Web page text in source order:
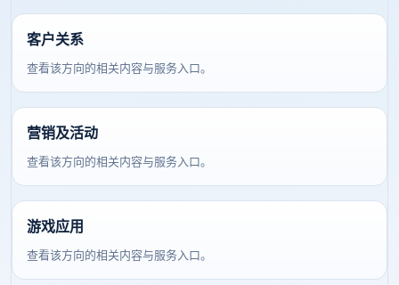
客户关系
查看该方向的相关内容与服务入口。
营销及活动
查看该方向的相关内容与服务入口。
游戏应用
查看该方向的相关内容与服务入口。